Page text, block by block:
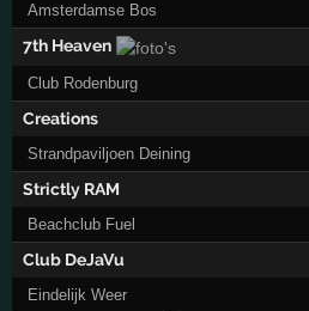
Amsterdamse Bos
7th Heaven
Club Rodenburg
Creations
Strandpaviljoen Deining
Strictly RAM
Beachclub Fuel
Club DeJaVu
Eindelijk Weer